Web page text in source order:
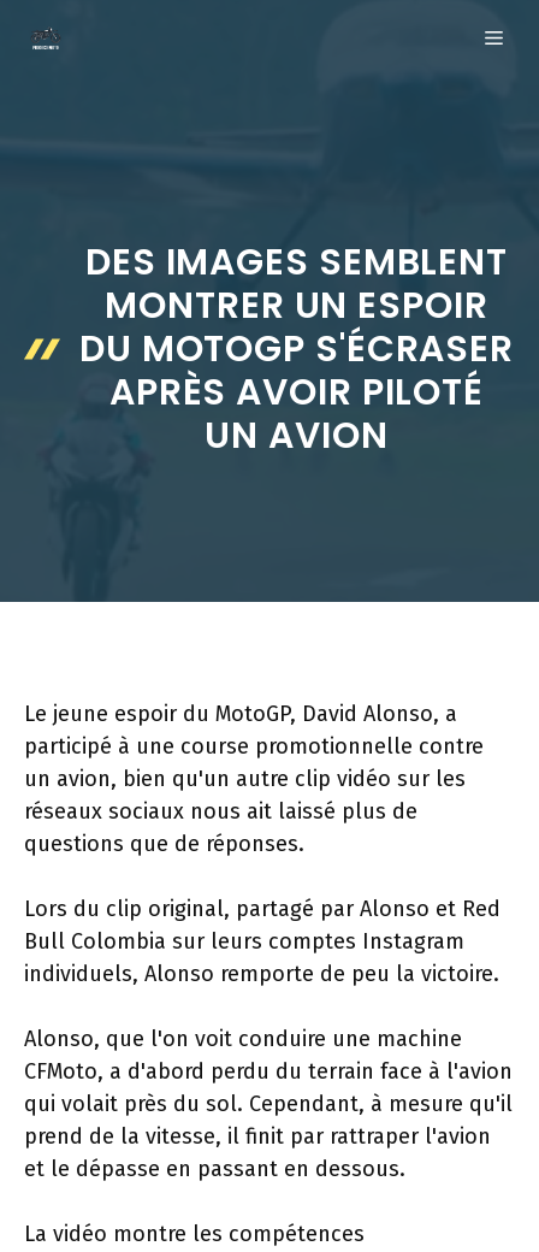
DES IMAGES SEMBLENT
MONTRER UN ESPOIR
DU MOTOGP S'ÉCRASER
APRÈS AVOIR PILOTÉ
UN AVION
Le jeune espoir du MotoGP, David Alonso, a
participé à une course promotionnelle contre
un avion, bien qu'un autre clip vidéo sur les
réseaux sociaux nous ait laissé plus de
questions que de réponses.
Lors du clip original, partagé par Alonso et Red
Bull Colombia sur leurs comptes Instagram
individuels, Alonso remporte de peu la victoire.
Alonso, que l'on voit conduire une machine
CFMoto, a d'abord perdu du terrain face à l'avion
qui volait près du sol. Cependant, à mesure qu'il
prend de la vitesse, il finit par rattraper l'avion
et le dépasse en passant en dessous.
La vidéo montre les compétences